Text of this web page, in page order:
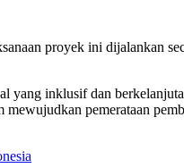
proyek ini dijalankan
inklusif dan
pemerataan